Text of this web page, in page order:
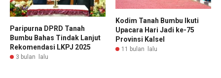
Paripurna DPRD Tanah
Bumbu Bahas Tindak Lanjut
Rekomendasi LKPJ 2025
3 bulan lalu
Kodim Tanah Bumbu Ikuti
Upacara Hari Jadi ke-75
Provinsi Kalsel
11 bulan lalu